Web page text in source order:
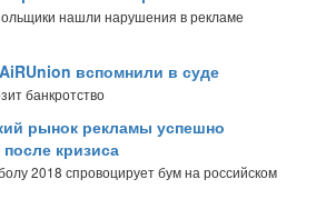
нашли нарушения в рекламе
вспомнили в суде
банкротство
рынок рекламы успешно
кризиса
2018 спровоцирует бум на российском